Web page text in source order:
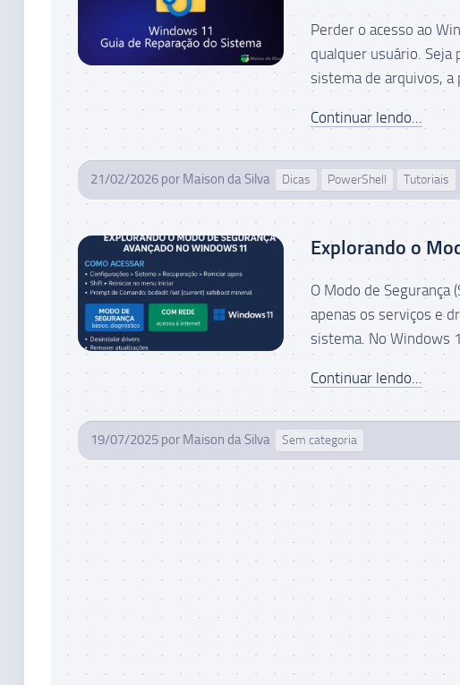
Perder o acesso ao
qualquer usuário.
sistema de arquivos, a
Continuar lendo...
21/02/2026 por Maison da Silva Dicas PowerShell Tutoriais
Explorando o
O Modo de Segurança
apenas os serviços e
sistema. No Windows
Continuar lendo...
19/07/2025 por Maison da Silva Sem categoria